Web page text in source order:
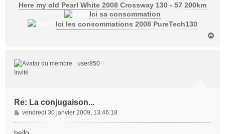
Here my old Pearl White 2008 Crossway 130 - 57 200km
Ici sa consommation
Ici les consommations 2008 PureTech130
user850
Invité
Re: La conjugaison...
M
e
s
vendredi 30 janvier 2009, 13:46:18